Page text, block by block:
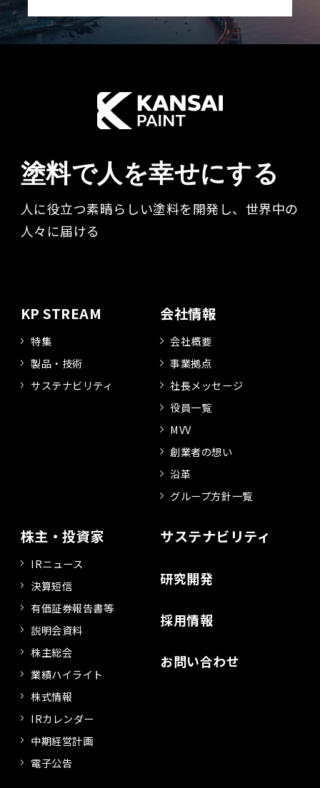
塗料で人を幸せにする
人に役立つ素晴らしい塗料を開発し、世界中の
人々に届ける​
KP STREAM
特集
製品・技術
サステナビリティ
会社情報
会社概要
事業拠点
社長メッセージ
役員一覧
MVV
創業者の想い
沿革
グループ方針一覧
株主・投資家
IRニュース
決算短信
有価証券報告書等
説明会資料
株主総会
業績ハイライト
株式情報
IRカレンダー
中期経営計画
電子公告
サステナビリティ
研究開発
採用情報
お問い合わせ